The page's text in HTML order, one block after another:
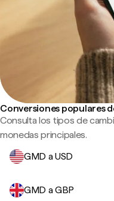
Conversiones populares
Consulta los tipos de
monedas principales.
GMD a USD
GMD a GBP